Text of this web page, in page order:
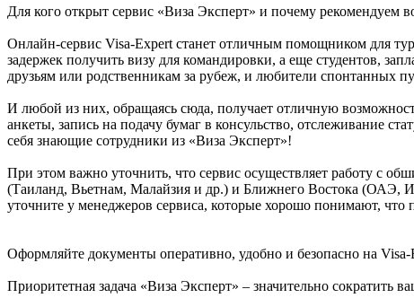
Для кого открыт сервис «Виза Эксперт» и почему рекомендуем
Онлайн-сервис Visa-Expert станет отличным помощником для
задержек получить визу для командировки, а еще студентов,
друзьям или родственникам за рубеж, и любители спонтанных
И любой из них, обращаясь сюда, получает отличную
анкеты, запись на подачу бумаг в консульство, отслеживание
себя знающие сотрудники из «Виза Эксперт»!
При этом важно уточнить, что сервис осуществляет работу с
(Таиланд, Вьетнам, Малайзия и др.) и Ближнего Востока (ОАЭ,
уточните у менеджеров сервиса, которые хорошо понимают, что
Оформляйте документы оперативно, удобно и безопасно на Visa-
Приоритетная задача «Виза Эксперт» – значительно сократить